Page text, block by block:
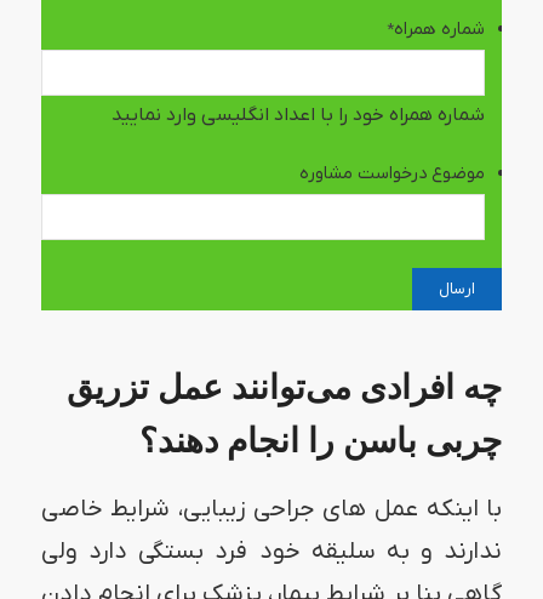
شماره همراه*
شماره همراه خود را با اعداد انگلیسی وارد نمایید
موضوع درخواست مشاوره
چه افرادی می‌توانند عمل تزریق
چربی باسن را انجام دهند؟
با اینکه عمل های جراحی زیبایی، شرایط خاصی
ندارند و به سلیقه خود فرد بستگی دارد ولی